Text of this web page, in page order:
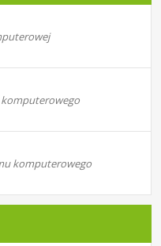
komputerowego
komputerowego